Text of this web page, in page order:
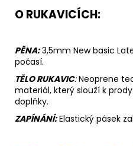
O RUKAVICÍCH:
PĚNA:3,5mm New basic
počasí.
TĚLO RUKAVIC:Neoprene
materiál, který slouží k
doplňky.
ZAPÍNÁNÍ:Elastický pásek